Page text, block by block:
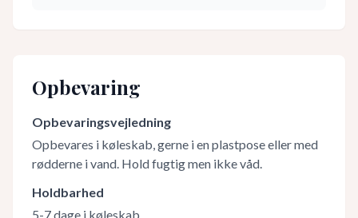
Opbevaring
Opbevaringsvejledning
Opbevares i køleskab, gerne i en plastpose eller med
rødderne i vand. Hold fugtig men ikke våd.
Holdbarhed
5-7 dage i køleskab